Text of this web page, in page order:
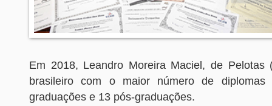
Em 2018, Leandro Moreira Maciel, de Pelotas
brasileiro com o maior número de diplomas
graduações e 13 pós-graduações.